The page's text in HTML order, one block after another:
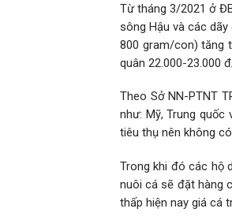
Từ tháng 3/2021 ở
sông Hậu và các
800 gram/con) tăng
quân 22.000-23.000
Theo Sở NN-PTNT
như: Mỹ, Trung
tiêu thụ nên không
Trong khi đó các hộ
nuôi cá sẽ đặt hàng
thấp hiện nay giá cá